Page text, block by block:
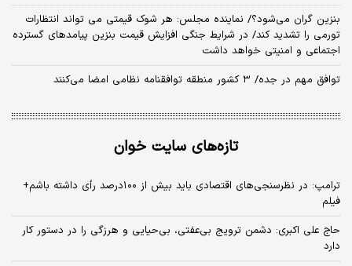
بنزین گران می‌شود؟/ نماینده مجلس: هر شوک قیمتی می تواند انتظارات
تورمی را تشدید کند/ در شرایط جنگی افزایش قیمت بنزین پیامدهای گسترده
اجتماعی و امنیتی خواهد داشت
توافق مهم در جده/ ۳ کشور منطقه توافقنامه نظامی امضا می‌کنند
تازه‌های سایت خوان
ترامپ: در نظرسنجی‌های اقتصادی باید بیش از ۱۰۰درصد رأی داشته باشم+
فیلم
حاج علی اکبری: دشمن ترویج بی‌عفتی، بی‌حیایی و هرزگی را در دستور کار
دارد